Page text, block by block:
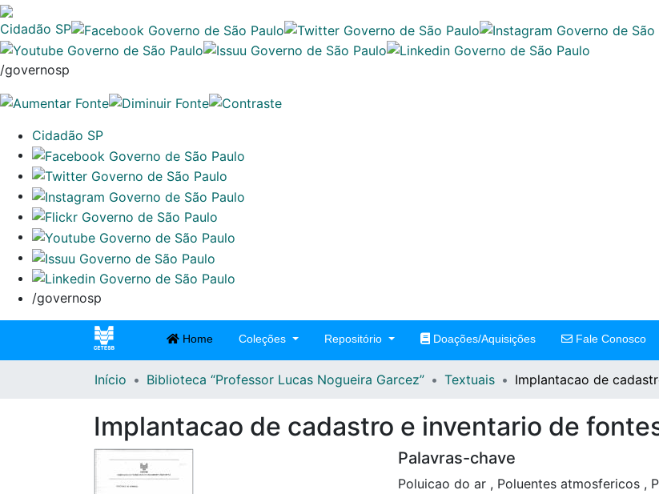
Cidadão SP
/governosp
Cidadão SP
/governosp
Home Coleções Repositório Doações/Aquisições Fale Conosco
Início Biblioteca “Professor Lucas Nogueira Garcez” Textuais Implantacao de
Implantacao de cadastro e inventario de
Palavras-chave
Poluicao do ar , Poluentes atmosfericos ,